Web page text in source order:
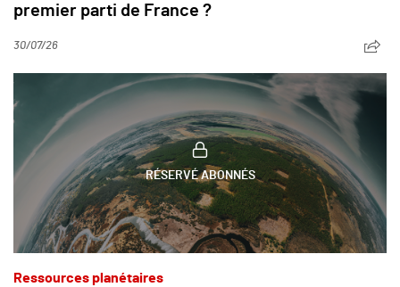
premier parti de France ?
30/07/26
RÉSERVÉ ABONNÉS
Ressources planétaires